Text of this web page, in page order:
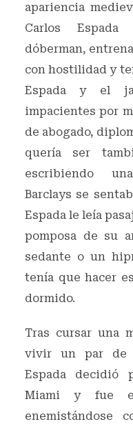
apariencia
Carlos
dóberman,
con hostilidad y
Espada y el
impacientes por
de abogado,
quería ser
escribiendo
Barclays se
Espada le leía
pomposa de su
sedante o un
tenía que hacer
dormido.
Tras cursar una
vivir un par de
Espada decidió
Miami y fue
enemistándose